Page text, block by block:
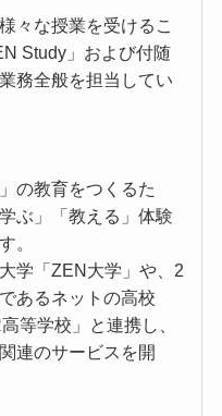
々な授業を受けるこ
Study」および付随
務全般を担当してい
の教育をつくるた
ぶ」「教える」体験
。
学「ZEN大学」や、2
あるネットの高校
等学校」と連携し、
連のサービスを開